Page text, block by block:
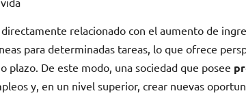
relacionado con el aumento de
para determinadas tareas, lo que ofrece
plazo. De este modo, una sociedad que posee
y, en un nivel superior, crear nuevas